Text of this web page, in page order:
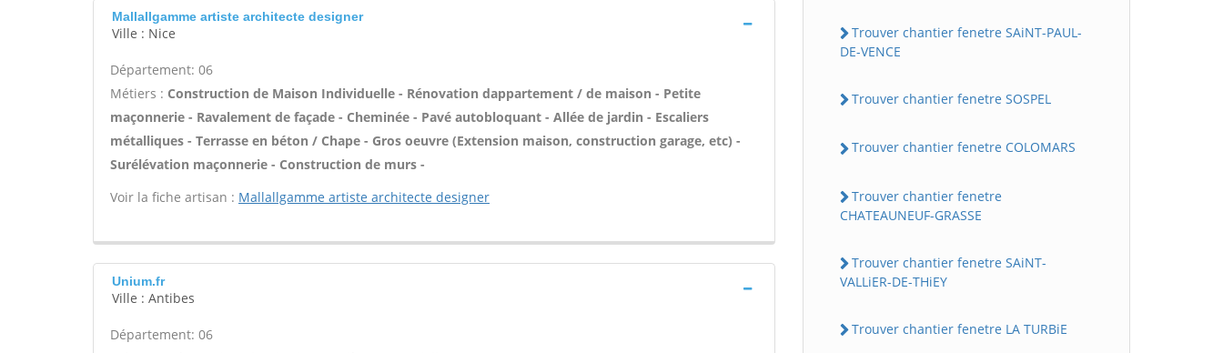
Mallallgamme artiste architecte designer
Ville : Nice
Département: 06
Métiers : Construction de Maison Individuelle - Rénovation dappartement / de maison - Petite
maçonnerie - Ravalement de façade - Cheminée - Pavé autobloquant - Allée de jardin - Escaliers
métalliques - Terrasse en béton / Chape - Gros oeuvre (Extension maison, construction garage, etc) -
Surélévation maçonnerie - Construction de murs -
Voir la fiche artisan : Mallallgamme artiste architecte designer
Unium.fr
Ville : Antibes
Département: 06
Trouver chantier fenetre SAiNT-PAUL-
DE-VENCE
Trouver chantier fenetre SOSPEL
Trouver chantier fenetre COLOMARS
Trouver chantier fenetre
CHATEAUNEUF-GRASSE
Trouver chantier fenetre SAiNT-
VALLiER-DE-THiEY
Trouver chantier fenetre LA TURBiE